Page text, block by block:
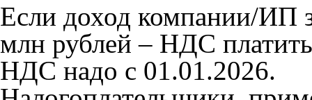
Если доход компании/ИП
млн рублей – НДС
НДС надо с 01.01.2026.